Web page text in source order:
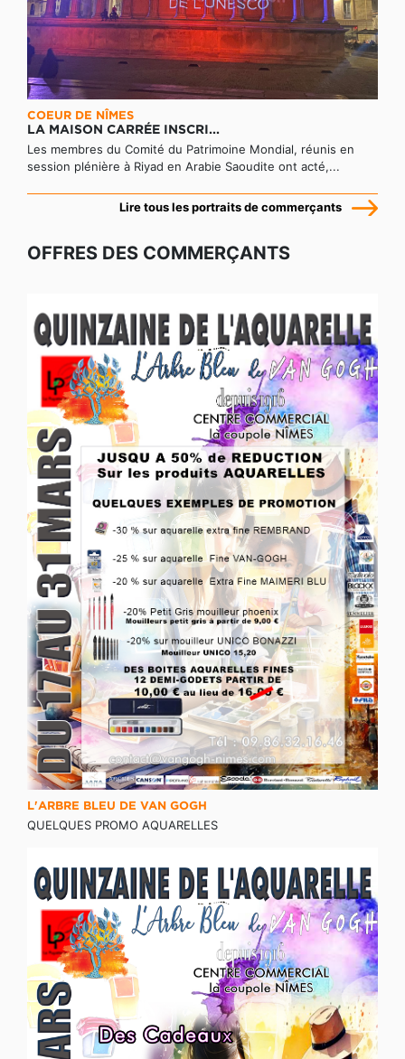
COEUR DE NÎMES
LA MAISON CARRÉE INSCRI...
Les membres du Comité du Patrimoine Mondial, réunis en
session plénière à Riyad en Arabie Saoudite ont acté,...
Lire tous les portraits de commerçants
OFFRES DES COMMERÇANTS
L'ARBRE BLEU DE VAN GOGH
QUELQUES PROMO AQUARELLES